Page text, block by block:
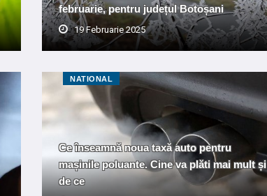
februarie, pentru județul Botoșani
19 Februarie 2025
NATIONAL
Ce înseamnă noua taxă auto pentru
mașinile poluante. Cine va plăti mai mult și
de ce